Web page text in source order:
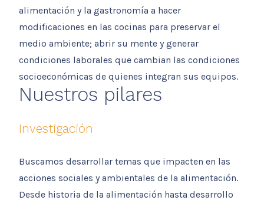
alimentación y la gastronomía a hacer
modificaciones en las cocinas para preservar el
medio ambiente; abrir su mente y generar
condiciones laborales que cambian las condiciones
socioeconómicas de quienes integran sus equipos.
Nuestros pilares
Investigación
Buscamos desarrollar temas que impacten en las
acciones sociales y ambientales de la alimentación.
Desde historia de la alimentación hasta desarrollo